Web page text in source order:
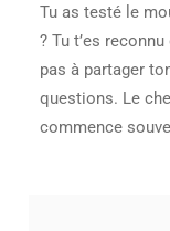
Tu as testé le
? Tu t’es
pas à partager
questions. Le
commence